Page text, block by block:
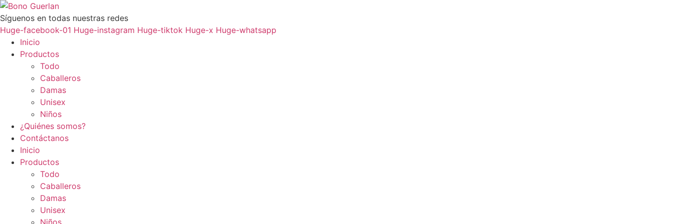
Ir
al
contenido
Síguenos en todas nuestras redes
Huge-facebook-01 Huge-instagram Huge-tiktok Huge-x Huge-whatsapp
Inicio
Productos
Todo
Caballeros
Damas
Unisex
Niños
¿Quiénes somos?
Contáctanos
Inicio
Productos
Todo
Caballeros
Damas
Unisex
Niños